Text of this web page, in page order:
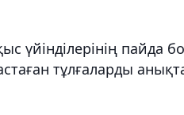
үйінділерінің
тұлғаларды